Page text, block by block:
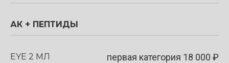
АК + ПЕПТИДЫ
EYE 2 МЛ первая категория 18 000 ₽